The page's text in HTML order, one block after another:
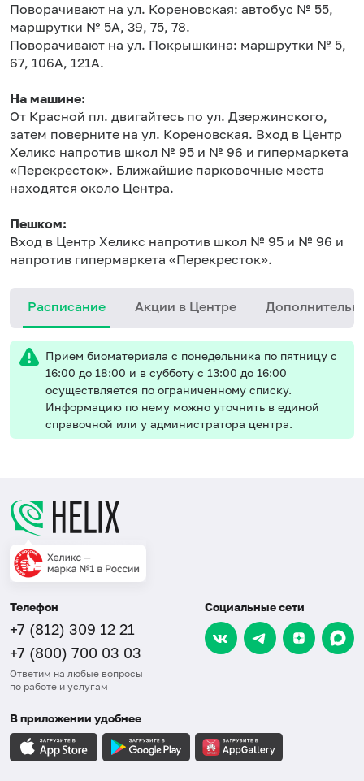
Поворачивают на ул. Кореновская: автобус № 55,
маршрутки № 5А, 39, 75, 78.
Поворачивают на ул. Покрышкина: маршрутки № 5,
67, 106А, 121А.
На машине:
От Красной пл. двигайтесь по ул. Дзержинского,
затем поверните на ул. Кореновская. Вход в Центр
Хеликс напротив школ № 95 и № 96 и гипермаркета
«Перекресток». Ближайшие парковочные места
находятся около Центра.
Пешком:
Вход в Центр Хеликс напротив школ № 95 и № 96 и
напротив гипермаркета «Перекресток».
Расписание Акции в Центре
Прием биоматериала с понедельника по пятницу с
16:00 до 18:00 и в субботу с 13:00 до 16:00
осуществляется по ограниченному списку.
Информацию по нему можно уточнить в единой
справочной или у администратора центра.
Телефон
+7 (812) 309 12 21
+7 (800) 700 03 03
Ответим на любые вопросы
по работе и услугам
Социальные сети
В приложении удобнее